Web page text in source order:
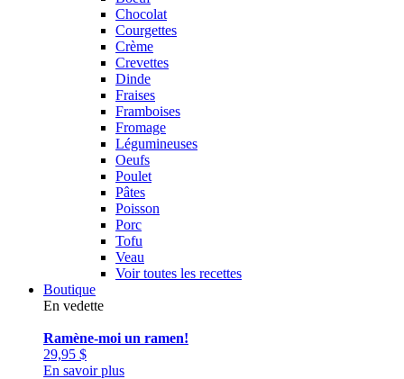
Chocolat
Courgettes
Crème
Crevettes
Dinde
Fraises
Framboises
Fromage
Légumineuses
Oeufs
Poulet
Pâtes
Poisson
Porc
Tofu
Veau
Voir toutes les recettes
Boutique
En vedette
Ramène-moi un ramen!
29,95 $
En savoir plus